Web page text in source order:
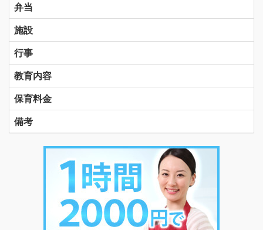
弁当
施設
行事
教育内容
保育料金
備考